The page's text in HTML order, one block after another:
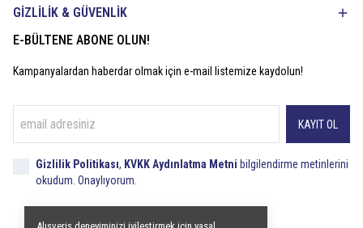
GİZLİLİK & GÜVENLİK
E-BÜLTENE ABONE OLUN!
Kampanyalardan haberdar olmak için e-mail listemize kaydolun!
KAYIT OL
Gizlilik Politikası, KVKK Aydınlatma Metni bilgilendirme metinlerini
okudum. Onaylıyorum.